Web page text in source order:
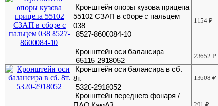
Кронштейн опоры кузова прицепа
55102 СЗАП в сборе с пальцем
038
8527-8600084-10
1154₽
Кронштейн оси балансира
65115-2918052
23652₽
Кронштейн оси балансира в сб.
8т.
5320-2918052
13608₽
Кронштейн переднего фонаря /
291₽